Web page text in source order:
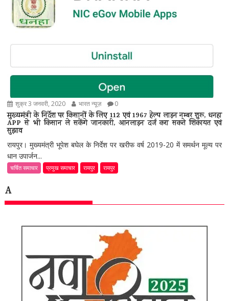
शुक्र 3 जनवरी, 2020 भारत न्यूज़ 0
मुख्यमंत्री के निर्देश पर किसानों के लिए 112 एवं 1967 हेल्प लाइन नम्बर शुरू, धनहा
APP से भी किसान ले सकेंगे जानकारी, आनलाइन दर्ज करा सकते शिकायत एवं
सुझाव
रायपुर। मुख्यमंत्री भूपेश बघेल के निर्देश पर खरीफ वर्ष 2019-20 में समर्थन मूल्य पर
धान उपार्जन...
चर्चित समाचार प्रमुख समाचार रायपुर रायपुर
A